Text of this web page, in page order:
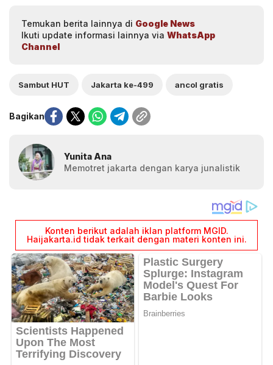
Temukan berita lainnya di Google News
Ikuti update informasi lainnya via WhatsApp
Channel
Sambut HUT Jakarta ke-499 ancol gratis
Bagikan
Yunita Ana
Memotret jakarta dengan karya junalistik